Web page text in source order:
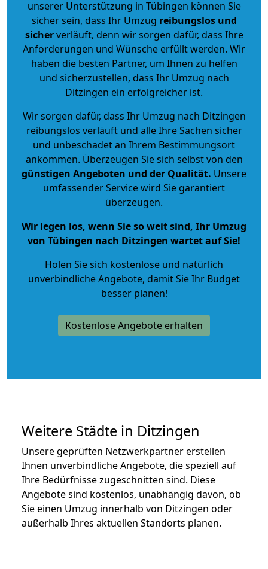
unserer Unterstützung in Tübingen können Sie
sicher sein, dass Ihr Umzug reibungslos und
sicherverläuft, denn wir sorgen dafür, dass Ihre
Anforderungen und Wünsche erfüllt werden. Wir
haben die besten Partner, um Ihnen zu helfen
und sicherzustellen, dass Ihr Umzug nach
Ditzingen ein erfolgreicher ist.
Wir sorgen dafür, dass Ihr Umzug nach Ditzingen
reibungslos verläuft und alle Ihre Sachen sicher
und unbeschadet an Ihrem Bestimmungsort
ankommen. Überzeugen Sie sich selbst von den
günstigen Angeboten und der Qualität. Unsere
umfassender Service wird Sie garantiert
überzeugen.
Wir legen los, wenn Sie so weit sind, Ihr Umzug
von Tübingen nach Ditzingen wartet auf Sie!
Holen Sie sich kostenlose und natürlich
unverbindliche Angebote, damit Sie Ihr Budget
besser planen!
Kostenlose Angebote erhalten
Weitere Städte in Ditzingen
Unsere geprüften Netzwerkpartner erstellen
Ihnen unverbindliche Angebote, die speziell auf
Ihre Bedürfnisse zugeschnitten sind. Diese
Angebote sind kostenlos, unabhängig davon, ob
Sie einen Umzug innerhalb von Ditzingen oder
außerhalb Ihres aktuellen Standorts planen.